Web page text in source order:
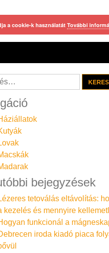
bejegyzések
tetoválás eltávolítás:
kezelés és mennyire
funkcionál a
iroda kiadó piaca
a cookie-k használatát További